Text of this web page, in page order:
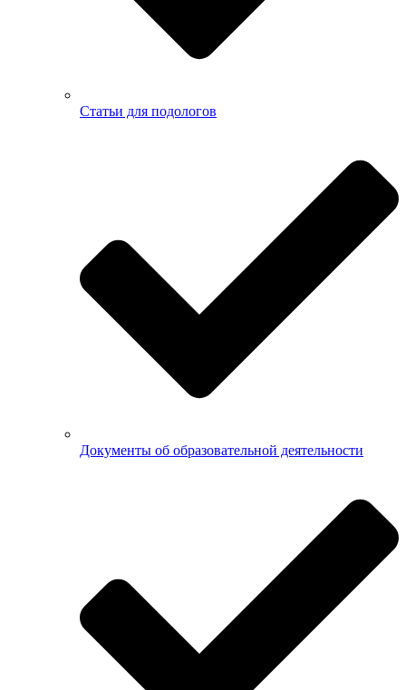
Статьи для подологов
Документы об образовательной деятельности